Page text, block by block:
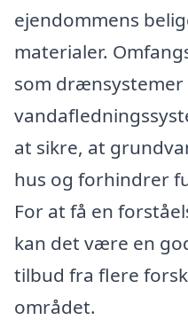
ejendommens
materialer.
som drænsystemer
at sikre, at
hus og forhindrer
For at få en
kan det være en
tilbud fra flere
området.